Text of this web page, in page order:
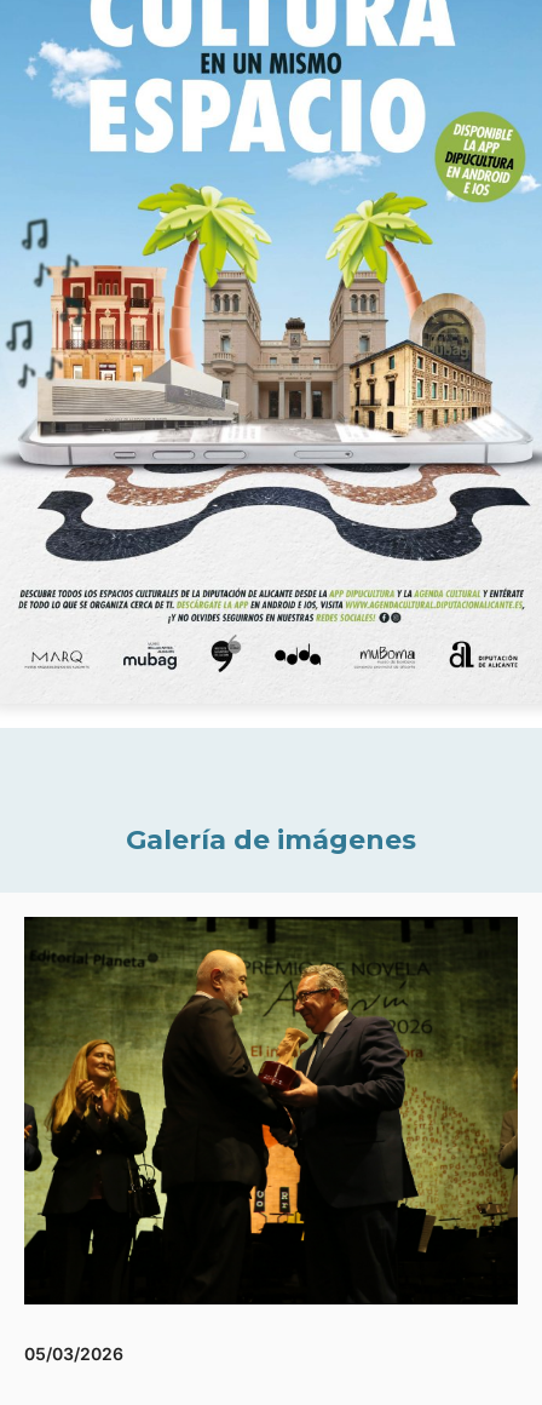
Galería de imágenes
05/03/2026